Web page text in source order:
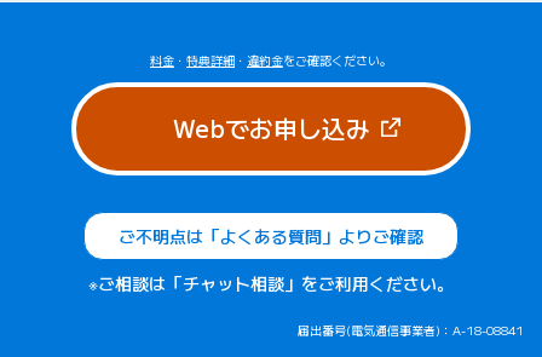
料金 ・ 特典詳細 ・ 違約金をご確認ください。
Webでお申し込み（新しいタブ
ご不明点は「よくある質問」よりご確認
※ご相談は「チャット相談」をご利用ください。
届出番号(電気通信事業者)：A-18-08841